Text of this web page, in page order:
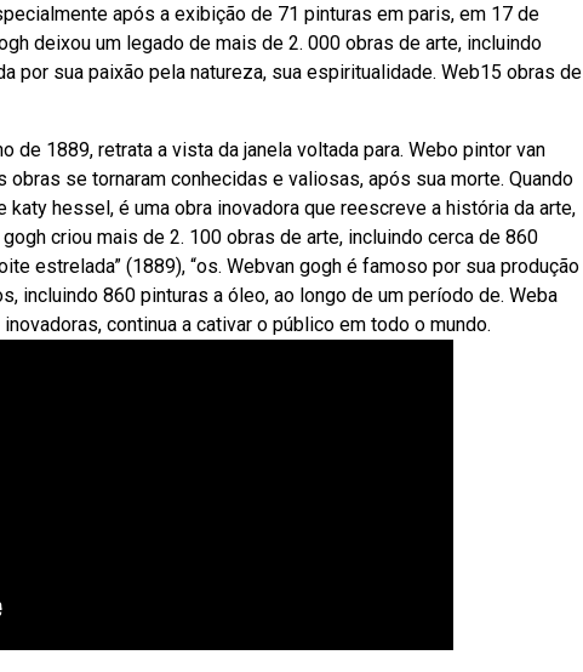
após a exibição de 71 pinturas em paris, em 17 de
deixou um legado de mais de 2. 000 obras de arte, incluindo
por sua paixão pela natureza, sua espiritualidade. Web15 obras de
de 1889, retrata a vista da janela voltada para. Webo pintor van
se tornaram conhecidas e valiosas, após sua morte. Quando
hessel, é uma obra inovadora que reescreve a história da arte,
criou mais de 2. 100 obras de arte, incluindo cerca de 860
estrelada” (1889), “os. Webvan gogh é famoso por sua produção
incluindo 860 pinturas a óleo, ao longo de um período de. Weba
continua a cativar o público em todo o mundo.